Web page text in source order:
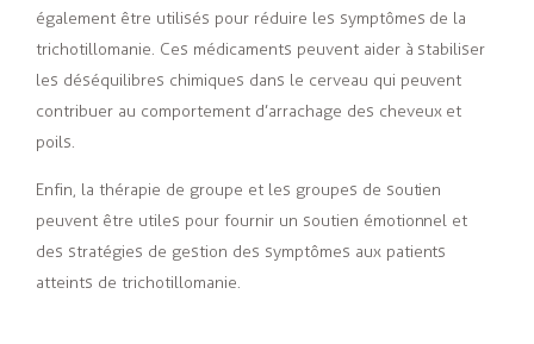
également être utilisés pour réduire les symptômes de la
trichotillomanie. Ces médicaments peuvent aider à stabiliser
les déséquilibres chimiques dans le cerveau qui peuvent
contribuer au comportement d’arrachage des cheveux et
poils.
Enfin, la thérapie de groupe et les groupes de soutien
peuvent être utiles pour fournir un soutien émotionnel et
des stratégies de gestion des symptômes aux patients
atteints de trichotillomanie.